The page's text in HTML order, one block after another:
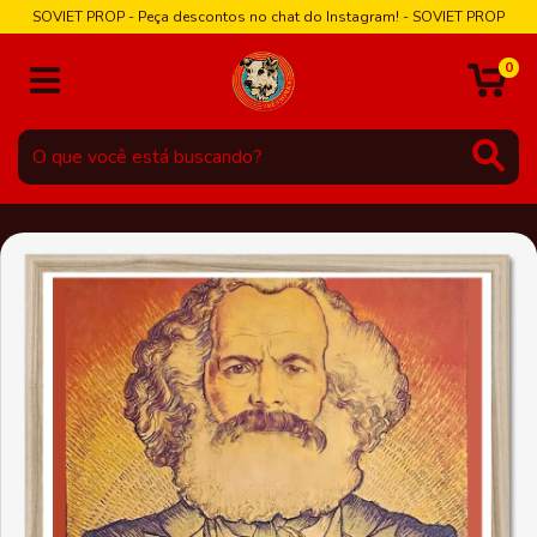
SOVIET PROP - Peça descontos no chat do Instagram! - SOVIET PROP
0